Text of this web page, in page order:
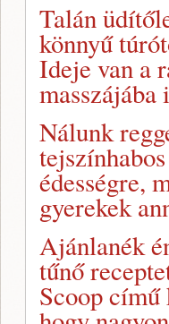
Talán
könnyű
Ideje van a
Nálunk
édességre,
gyerekek
Ajánlanék
tűnő
Scoop